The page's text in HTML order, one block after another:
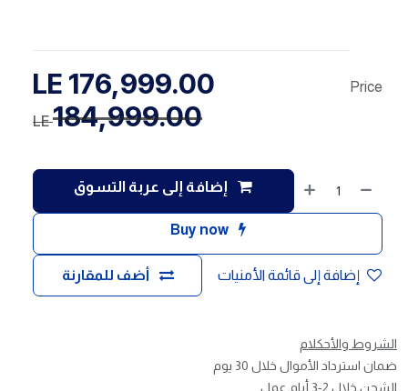
إضافة إلى عربة التسوق
Buy now
أضف للمقارنة إضافة إلى قائمة الأمنيات
Price
176,999.00
184,999.00
LE
الشروط والأحكلام
ضمان استرداد الأموال خلال 30 يوم
الشحن خلال 2-3 أيام عمل